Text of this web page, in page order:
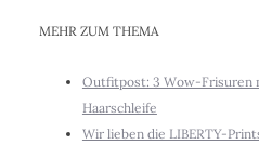
MEHR ZUM THEMA
Outfitpost: 3 Wow-Frisuren
Haarschleife
Wir lieben die LIBERTY-